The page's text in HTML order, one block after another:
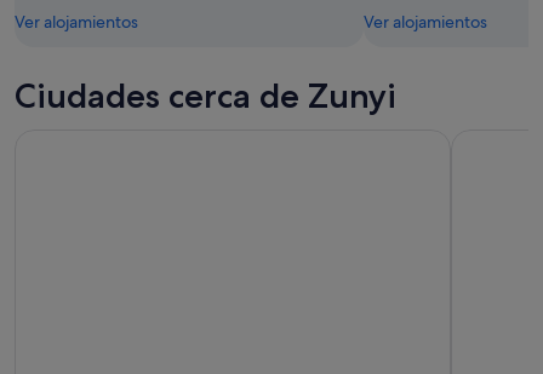
16
Ver alojamientos
Ver alojamientos
Ciudades cerca de Zunyi